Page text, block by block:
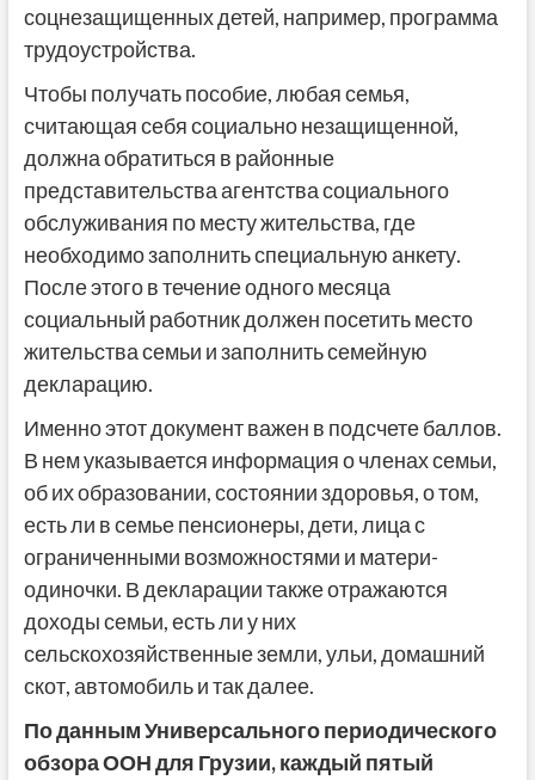
соцнезащищенных детей, например, программа
трудоустройства.
Чтобы получать пособие, любая семья,
считающая себя социально незащищенной,
должна обратиться в районные
представительства агентства социального
обслуживания по месту жительства, где
необходимо заполнить специальную анкету.
После этого в течение одного месяца
социальный работник должен посетить место
жительства семьи и заполнить семейную
декларацию.
Именно этот документ важен в подсчете баллов.
В нем указывается информация о членах семьи,
об их образовании, состоянии здоровья, о том,
есть ли в семье пенсионеры, дети, лица с
ограниченными возможностями и матери-
одиночки. В декларации также отражаются
доходы семьи, есть ли у них
сельскохозяйственные земли, ульи, домашний
скот, автомобиль и так далее.
По данным Универсального периодического
обзора ООН для Грузии, каждый пятый